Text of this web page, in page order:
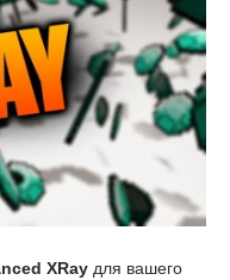
XRay для вашего